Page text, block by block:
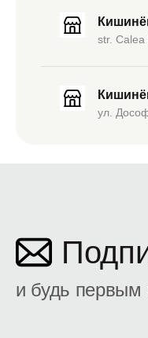
str. Calea
ул.
и будь первым